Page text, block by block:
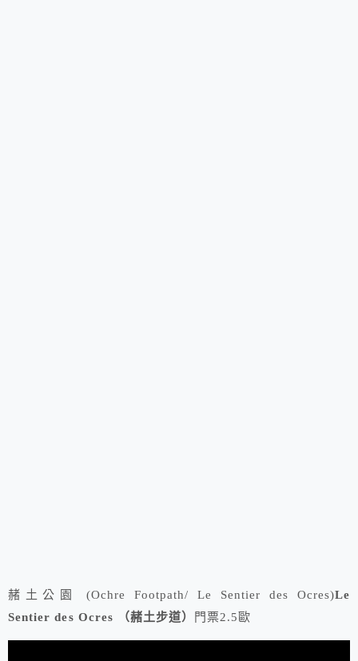
赭土公園 (Ochre Footpath/ Le Sentier des Ocres)Le
Sentier des Ocres （赭土步道）
門票2.5歐